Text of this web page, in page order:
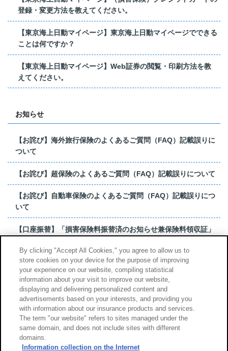
登録・変更方法を教えてください。
【東京海上日動マイページ】東京海上日動マイページでできる
ことは何ですか？
【東京海上日動マイページ】Web証券の閲覧・印刷方法を教
えてください。
お知らせ
【お詫び】海外旅行保険のよくあるご質問（FAQ）記載誤りに
ついて
【お詫び】超保険のよくあるご質問（FAQ）記載誤りについて
【お詫び】自動車保険のよくあるご質問（FAQ）記載誤りにつ
いて
【口座振替】「損害保険料振替済のお知らせ兼保険料領収証」
【お詫び】超保険のよくあるご質問（FAQ）記載誤りについて
もっと見る
サイトのご利用について
勧誘方針
By clicking "Accept All Cookies," you agree to allow us to
store cookies on your device for the purpose of improving
your experience on our website, compiling statistical
information about your visit to improve our website,
displaying and delivering personalized content and
advertisements based on your interests, and providing you
with information about our insurance products and services.
The term "our website" refers to sites managed under the
same domain, and does not include sites with different
domains.
Information collection on the Internet